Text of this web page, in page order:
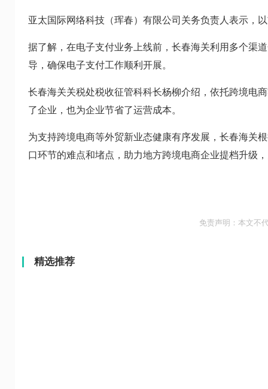
亚太国际网络科技（珲春）有限公司关务负责人表示，
据了解，在电子支付业务上线前，长春海关利用多个渠
导，确保电子支付工作顺利开展。
长春海关关税处税收征管科科长杨柳介绍，依托跨境电
了企业，也为企业节省了运营成本。
为支持跨境电商等外贸新业态健康有序发展，长春海关
口环节的难点和堵点，助力地方跨境电商企业提档升级
免责声明：本文不
精选推荐